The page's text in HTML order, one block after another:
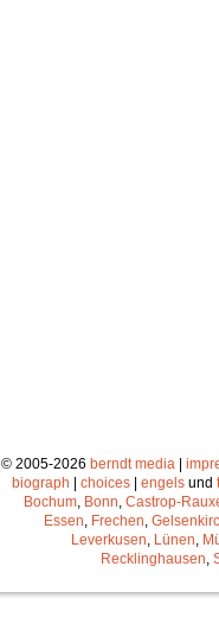
© 2005-2026 berndt media |
biograph | choices | engels und
Bochum Bonn Castrop-
Essen Frechen
Leverkusen Lünen
Recklinghausen